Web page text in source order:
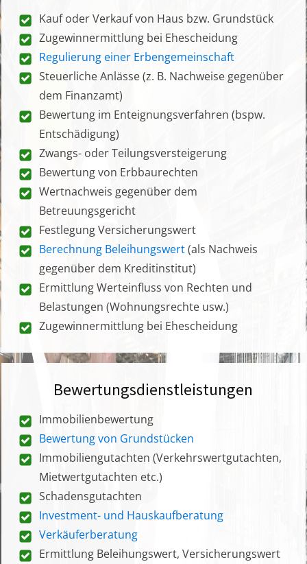
Kauf oder Verkauf von Haus bzw. Grundstück
Zugewinnermittlung bei Ehescheidung
Regulierung einer Erbengemeinschaft
Steuerliche Anlässe (z. B. Nachweise gegenüber
dem Finanzamt)
Bewertung im Enteignungsverfahren (bspw.
Entschädigung)
Zwangs- oder Teilungsversteigerung
Bewertung von Erbbaurechten
Wertnachweis gegenüber dem
Betreuungsgericht
Festlegung Versicherungswert
Berechnung Beleihungswert(als Nachweis
gegenüber dem Kreditinstitut)
Ermittlung Werteinfluss von Rechten und
Belastungen (Wohnungsrechte usw.)
Zugewinnermittlung bei Ehescheidung
Bewertungsdienstleistungen
Immobilienbewertung
Bewertung von Grundstücken
Immobiliengutachten (Verkehrswertgutachten,
Mietwertgutachten etc.)
Schadensgutachten
Investment- und Hauskaufberatung
Verkäuferberatung
Ermittlung Beleihungswert, Versicherungswert